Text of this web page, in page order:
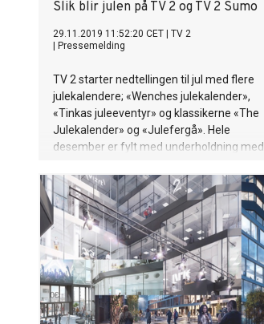
Slik blir julen på TV 2 og TV 2 Sumo
29.11.2019 11:52:20 CET
TV 2
Pressemelding
TV 2 starter nedtellingen til jul med flere
julekalendere; «Wenches julekalender»,
«Tinkas juleeventyr» og klassikerne «The
Julekalender» og «Julefergå». Hele
desember er fylt med underholdning med
julekonserter og juleaksjoner. På
sendeplanen står også flere
filmklassikere som hører julen til. Her
presenteres noe av det TV 2-seerne kan
vente seg i desember!